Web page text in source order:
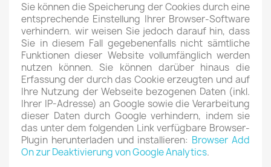
Sie können die Speicherung der Cookies durch eine
entsprechende Einstellung Ihrer Browser-Software
verhindern. wir weisen Sie jedoch darauf hin, dass
Sie in diesem Fall gegebenenfalls nicht sämtliche
Funktionen dieser Website vollumfänglich werden
nutzen können. Sie können darüber hinaus die
Erfassung der durch das Cookie erzeugten und auf
Ihre Nutzung der Webseite bezogenen Daten (inkl.
Ihrer IP-Adresse) an Google sowie die Verarbeitung
dieser Daten durch Google verhindern, indem sie
das unter dem folgenden Link verfügbare Browser-
Plugin herunterladen und installieren: Browser Add
On zur Deaktivierung von Google Analytics.